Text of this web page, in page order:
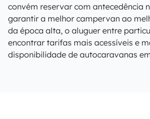
convém reservar com antecedência
garantir a melhor campervan ao
da época alta, o aluguer entre
encontrar tarifas mais acessíveis e
disponibilidade de autocaravanas